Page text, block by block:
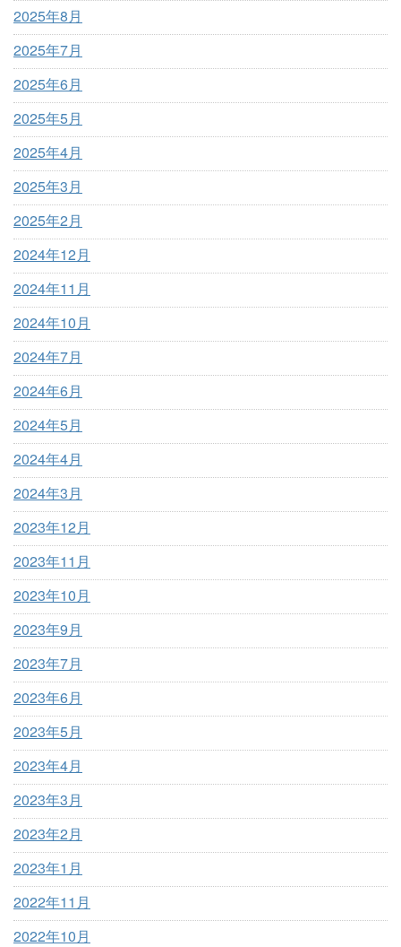
2025年8月
2025年7月
2025年6月
2025年5月
2025年4月
2025年3月
2025年2月
2024年12月
2024年11月
2024年10月
2024年7月
2024年6月
2024年5月
2024年4月
2024年3月
2023年12月
2023年11月
2023年10月
2023年9月
2023年7月
2023年6月
2023年5月
2023年4月
2023年3月
2023年2月
2023年1月
2022年11月
2022年10月